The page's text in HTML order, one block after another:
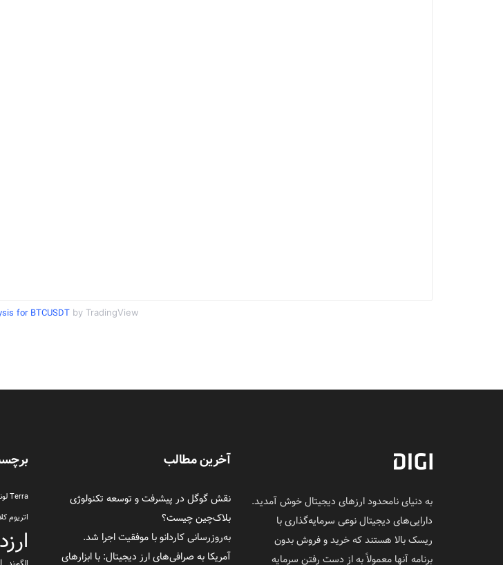
for BTCUSDTby TradingView
به دنیای نامحدود ارزهای دیجیتال خوش آمدید.
دارایی‌های دیجیتال نوعی سرمایه‌گذاری با
ریسک بالا هستند که خرید و فروش بدون
برنامه آنها معمولاً به از دست رفتن سرمایه
آخرین مطالب
نقش گوگل در پیشرفت و توسعه تکنولوژی
بلاک‌چین چیست؟
به‌روزرسانی کاردانو با موفقیت اجرا شد.
آمریکا به صرافی‌های ارز دیجیتال: با ابزارهای
Terra لونا
اتریوم